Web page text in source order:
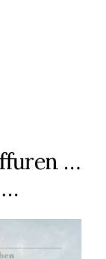
…